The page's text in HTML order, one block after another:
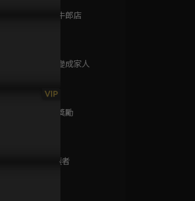
第7集 慾望牛郎店
第8集 和鬼變成家人
第9集 容積獎勵
第10集 守護者
火車來去
VIP
已完結 / 共 1 集
無主之子